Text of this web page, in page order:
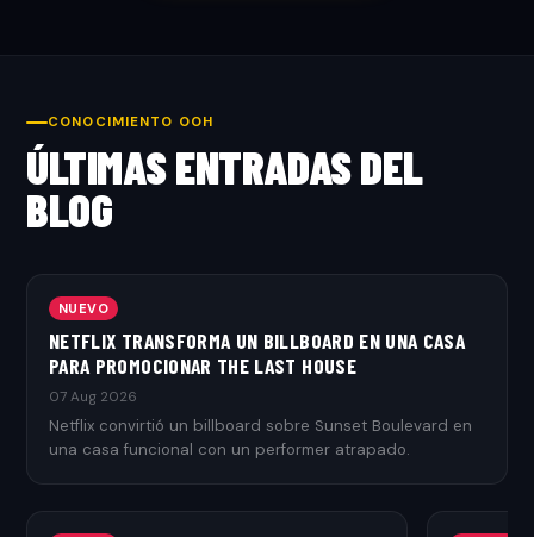
CONOCIMIENTO OOH
ÚLTIMAS ENTRADAS DEL
BLOG
NUEVO
NETFLIX TRANSFORMA UN BILLBOARD EN UNA CASA
PARA PROMOCIONAR THE LAST HOUSE
07 Aug 2026
Netflix convirtió un billboard sobre Sunset Boulevard en
una casa funcional con un performer atrapado.